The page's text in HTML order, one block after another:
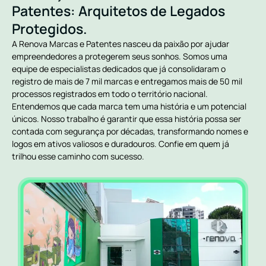
Patentes: Arquitetos de Legados
Protegidos.
A Renova Marcas e Patentes nasceu da paixão por ajudar
empreendedores a protegerem seus sonhos. Somos uma
equipe de especialistas dedicados que já consolidaram o
registro de mais de 7 mil marcas e entregamos mais de 50 mil
processos registrados em todo o território nacional.
Entendemos que cada marca tem uma história e um potencial
únicos. Nosso trabalho é garantir que essa história possa ser
contada com segurança por décadas, transformando nomes e
logos em ativos valiosos e duradouros. Confie em quem já
trilhou esse caminho com sucesso.